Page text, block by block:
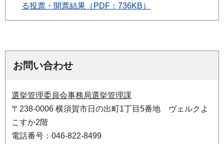
る投票・開票結果（PDF：736KB）
お問い合わせ
選挙管理委員会事務局選挙管理課
〒238-0006 横須賀市日の出町1丁目5番地 ヴェルクよ
こすか2階
電話番号：046-822-8499